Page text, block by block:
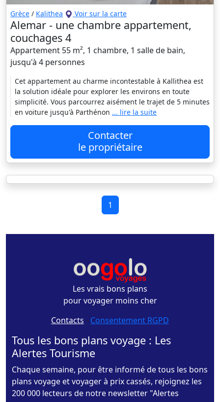
Grèce / Kalithea Voir sur la carte
Alemar - une chambre appartement,
couchages 4
Appartement 55 m², 1 chambre, 1 salle de bain,
jusqu'à 4 personnes
Cet appartement au charme incontestable à Kallithea est
la solution idéale pour explorer les environs en toute
simplicité. Vous parcourrez aisément le trajet de 5 minutes
en voiture jusqu'à Parthénon ... lire la suite
Contacter
le propriétaire
1
Les vrais bons plans
pour voyager moins cher
Contacts - Consentement RGPD
Tous les bons plans voyage : Les
Alertes Tourisme
Chaque semaine, pour être informé de tous les bons
plans voyage et voyager à prix cassés, rejoignez les
200 000 lecteurs de notre newsletter "Alertes